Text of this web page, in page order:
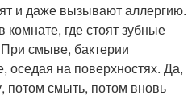
и даже вызывают аллергию.
комнате, где стоят зубные
смыве, бактерии
оседая на поверхностях. Да,
потом смыть, потом вновь